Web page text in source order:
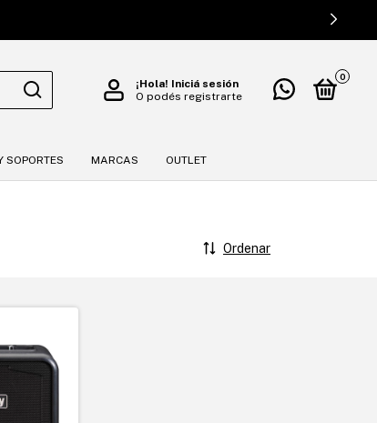
¡Hola! Iniciá sesión
O podés registrarte
0
SOPORTES MARCAS OUTLET
Ordenar